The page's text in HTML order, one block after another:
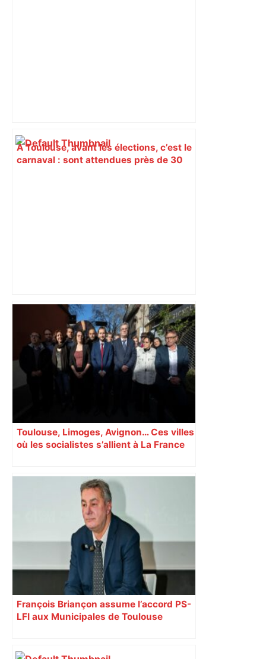
À Toulouse, avant les élections, c’est le
carnaval : sont attendues près de 30
Vous pensiez que c’était comme une
voiture ? La vérité sur les avions qui
reculent – ici.fr
Toulouse, Limoges, Avignon… Ces villes
où les socialistes s’allient à La France
François Briançon assume l’accord PS-
LFI aux Municipales de Toulouse